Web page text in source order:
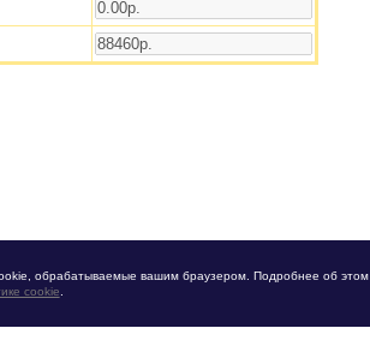
обрабатываемые вашим браузером. Подробнее об этом
cookie